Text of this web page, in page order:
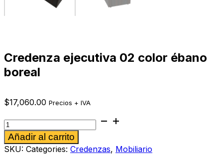
Credenza ejecutiva 02 color ébano
boreal
$17,060.00 Precios + IVA
Credenza
ejecutiva
02
color
ébano
Añadir al carrito
SKU: Categories: Credenzas, Mobiliario